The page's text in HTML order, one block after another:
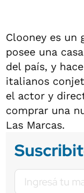
Clooney es un
posee una
del país, y
italianos
el actor y
comprar una
Las Marcas.